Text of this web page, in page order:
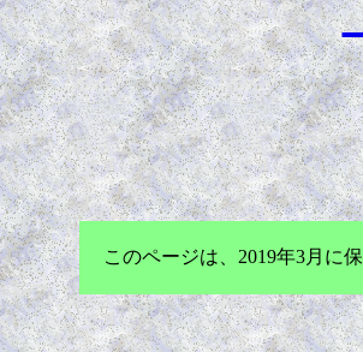
このページは、2019年3月に